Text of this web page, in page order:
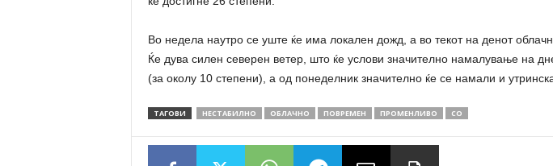
Во недела наутро се уште ќе има локален дожд, а во текот на денот
Ќе дува силен северен ветер, што ќе услови значително намалување на
(за околу 10 степени), а од понеделник значително ќе се намали и
ТАГОВИ НЕСТАБИЛНО ОБЛАЧНО ПОВРЕМЕН ПРОМЕНЛИВО СО